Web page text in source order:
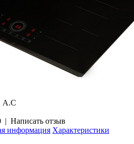
А.С
| Написать отзыв
информация Характеристики